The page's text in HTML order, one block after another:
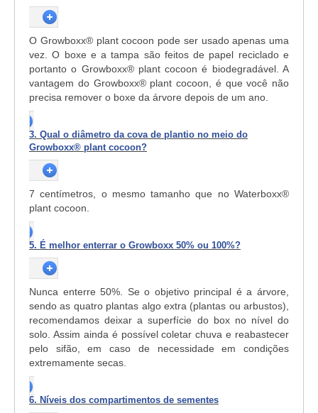
O Growboxx® plant cocoon pode ser usado apenas uma
vez. O boxe e a tampa são feitos de papel reciclado e
portanto o Growboxx® plant cocoon é biodegradável. A
vantagem do Growboxx® plant cocoon, é que você não
precisa remover o boxe da árvore depois de um ano.
3. Qual o diâmetro da cova de plantio no meio do
Growboxx® plant cocoon?
7 centímetros, o mesmo tamanho que no Waterboxx®
plant cocoon.
5. É melhor enterrar o Growboxx 50% ou 100%?
Nunca enterre 50%. Se o objetivo principal é a árvore,
sendo as quatro plantas algo extra (plantas ou arbustos),
recomendamos deixar a superfície do box no nível do
solo. Assim ainda é possível coletar chuva e reabastecer
pelo sifão, em caso de necessidade em condições
extremamente secas.
6. Níveis dos compartimentos de sementes